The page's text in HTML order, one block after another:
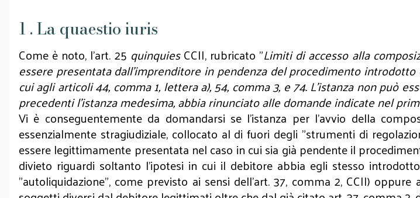
1 . La quaestio iuris
Come è noto, l'art. 25 quinquiesCCII, rubricato "Limiti di accesso alla
essere presentata dall'imprenditore in pendenza del procedimento
cui agli articoli 44, comma 1, lettera a), 54, comma 3, e 74. L’istanza non può
precedenti l’istanza medesima, abbia rinunciato alle domande indicate nel
Vi è conseguentemente da domandarsi se l’istanza per l'avvio della
essenzialmente stragiudiziale, collocato al di fuori degli "strumenti di
essere legittimamente presentata nel caso in cui sia già pendente il
divieto riguardi soltanto l’ipotesi in cui il debitore abbia egli stesso
"autoliquidazione", come previsto ai sensi dell'art. 37, comma 2, CCII)